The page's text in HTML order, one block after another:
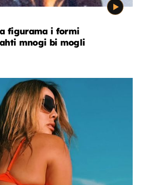
figurama i formi
mnogi bi mogli